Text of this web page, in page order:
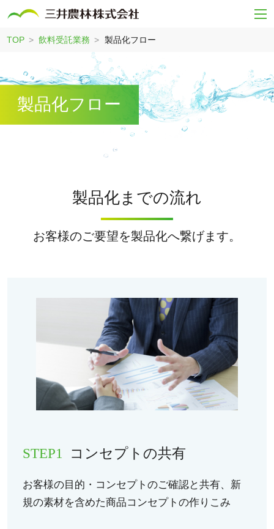
TOP 飲料受託業務 製品化フロー
製品化フロー
製品化までの流れ
お客様のご要望を製品化へ繋げます。
STEP1 コンセプトの共有
お客様の目的・コンセプトのご確認と共有、新
規の素材を含めた商品コンセプトの作りこみ